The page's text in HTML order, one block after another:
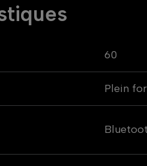
60
Plein